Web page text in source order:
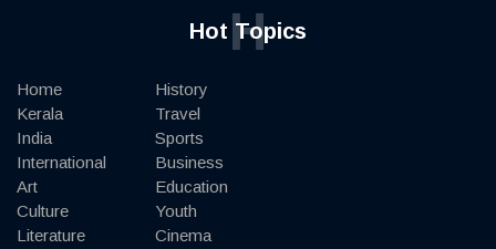
Hot Topics
H
Home
Kerala
India
International
Art
Culture
Literature
History
Travel
Sports
Business
Education
Youth
Cinema